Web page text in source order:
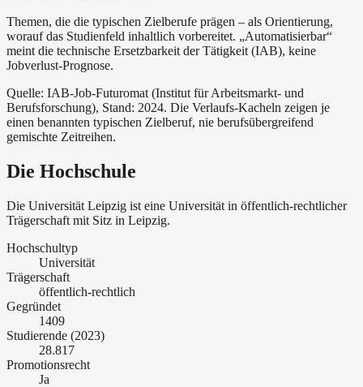
Themen, die die typischen Zielberufe prägen – als Orientierung,
worauf das Studienfeld inhaltlich vorbereitet. „Automatisierbar“
meint die technische Ersetzbarkeit der Tätigkeit (IAB), keine
Jobverlust-Prognose.
Quelle: IAB-Job-Futuromat (Institut für Arbeitsmarkt- und
Berufsforschung), Stand: 2024. Die Verlaufs-Kacheln zeigen je
einen benannten typischen Zielberuf, nie berufsübergreifend
gemischte Zeitreihen.
Die Hochschule
Die Universität Leipzig ist eine Universität in öffentlich-rechtlicher
Trägerschaft mit Sitz in Leipzig.
Hochschultyp
Universität
Trägerschaft
öffentlich-rechtlich
Gegründet
1409
Studierende (2023)
28.817
Promotionsrecht
Ja